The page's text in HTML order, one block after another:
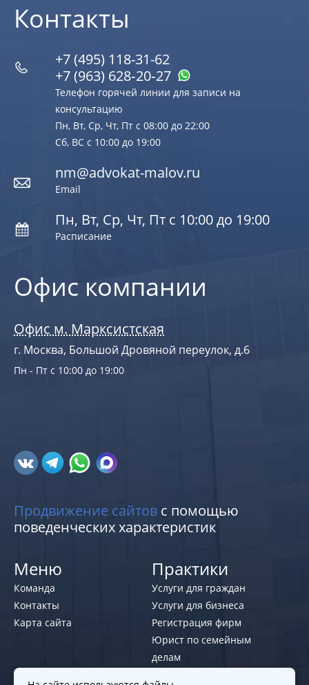
Офис компании
Офис м. Марксистская
г. Москва, Большой Дровяной переулок, д.6
Пн - Пт с 10:00 до 19:00
Контакты
+7 (495) 118-31-62
+7 (963) 628‑20‑27
Телефон горячей линии для записи на
консультацию
Пн, Вт, Ср, Чт, Пт с 08:00 до 22:00
Сб, ВС с 10:00 до 19:00
nm@advokat-malov.ru
Email
Пн, Вт, Ср, Чт, Пт с 10:00 до 19:00
Расписание
Продвижение сайтов с помощью
поведенческих характеристик
Меню
Команда
Контакты
Карта сайта
Практики
Услуги для граждан
Услуги для бизнеса
Регистрация фирм
Юрист по семейным
делам